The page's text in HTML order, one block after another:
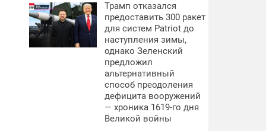
Трамп отказался
предоставить 300 ракет
для систем Patriot до
наступления зимы,
однако Зеленский
предложил
альтернативный
способ преодоления
дефицита вооружений
— хроника 1619-го дня
Великой войны